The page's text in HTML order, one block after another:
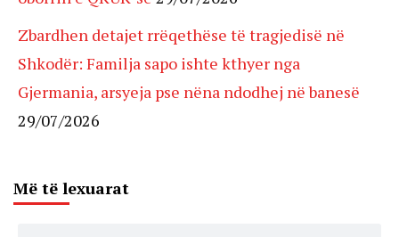
Zbardhen detajet rrëqethëse të tragjedisë në
Shkodër: Familja sapo ishte kthyer nga
Gjermania, arsyeja pse nëna ndodhej në banesë
29/07/2026
Më të lexuarat